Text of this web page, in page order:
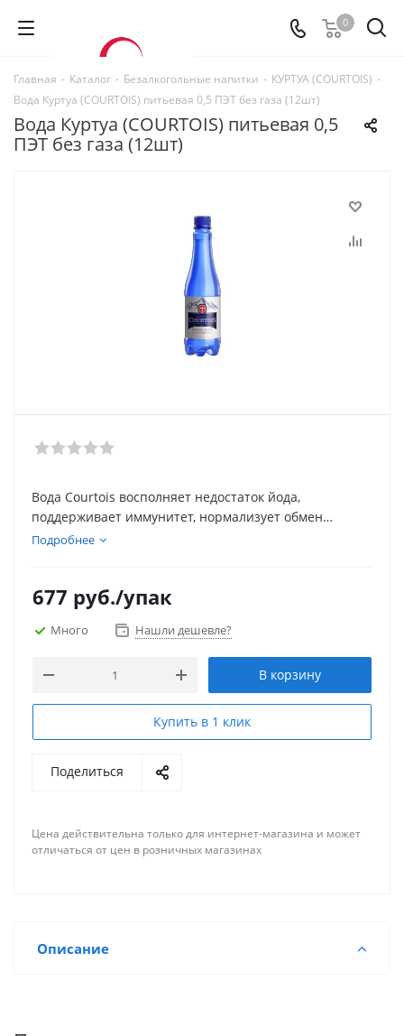
0
Главная - Каталог - Безалкогольные напитки - КУРТУА (COURTOIS) -
Вода Куртуа (COURTOIS) питьевая 0,5 ПЭТ без газа (12шт)
Вода Куртуа (COURTOIS) питьевая 0,5
ПЭТ без газа (12шт)
Вода Courtois восполняет недостаток йода,
поддерживает иммунитет, нормализует обмен
веществ и гормональный баланс в организме.
Медицина-Экология» рекомендует воду Courtois
Подробнее
677 руб./упак
Много Нашли дешевле?
В корзину
Купить в 1 клик
Поделиться
Цена действительна только для интернет-магазина и может
отличаться от цен в розничных магазинах
Описание